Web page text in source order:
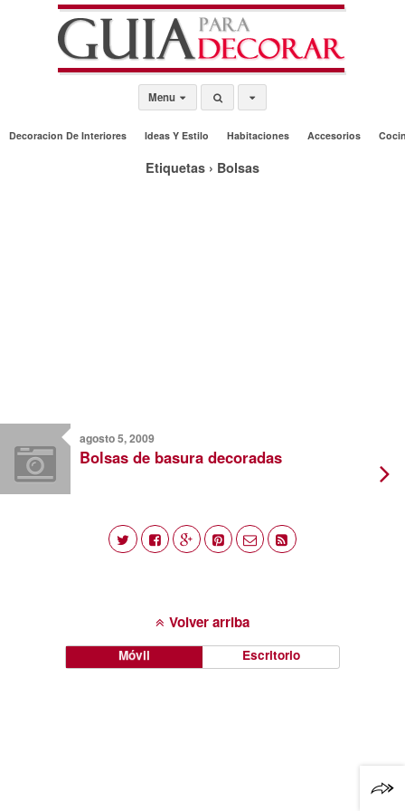
Menu
Decoracion De Interiores Ideas Y Estilo Habitaciones Accesorios
Etiquetas › Bolsas
agosto 5, 2009
Bolsas de basura decoradas
Volver arriba
Móvil Escritorio